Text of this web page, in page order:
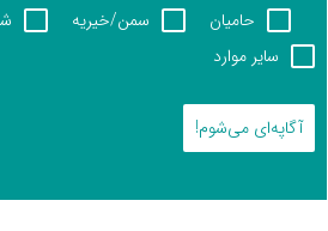
حامیان سمن/خیریه
سایر موارد
آگاپه‌ای می‌شوم!